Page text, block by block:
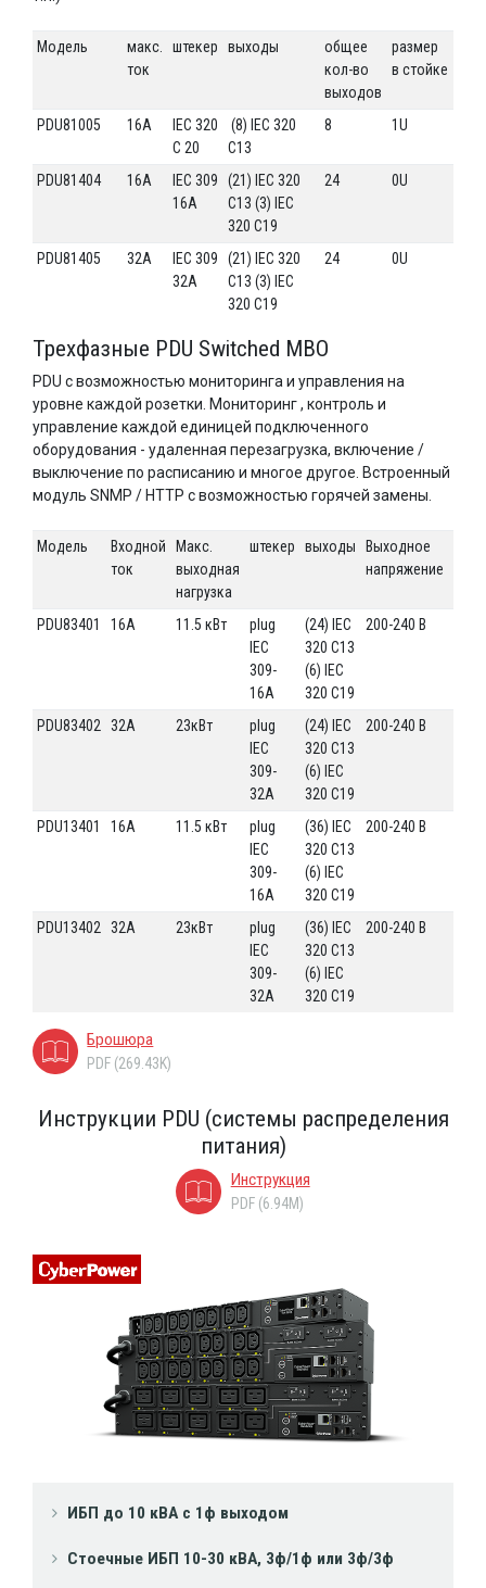
ИБП до 10 кВА с 1ф выходом
Стоечные ИБП 10-30 кВА, 3ф/1ф или 3ф/3ф
Модель
макс.
ток
штекер выходы
общее
кол-во
выходов
размер
в стойке
PDU81005 16А
IEC 320
C 20
(8) IEC 320
C13
8 1U
PDU81404 16А
IEC 309
16A
(21) IEC 320
C13 (3) IEC
320 C19
24 0U
PDU81405 32А
IEC 309
32A
(21) IEC 320
C13 (3) IEC
320 C19
24 0U
Трехфазные PDU Switched MBO
PDU с возможностью мониторинга и управления на
уровне каждой розетки. Мониторинг , контроль и
управление каждой единицей подключенного
оборудования - удаленная перезагрузка, включение /
выключение по расписанию и многое другое. Встроенный
модуль SNMP / HTTP с возможностью горячей замены.
Модель
Входной
ток
Макс.
выходная
нагрузка
штекер выходы
Выходное
напряжение
PDU83401 16А 11.5 кВт
plug
IEC
309-
16A
(24) IEC
320 C13
(6) IEC
320 C19
200-240 В
PDU83402 32А 23кВт
plug
IEC
309-
32A
(24) IEC
320 C13
(6) IEC
320 C19
200-240 В
PDU13401 16А 11.5 кВт
plug
IEC
309-
16A
(36) IEC
320 C13
(6) IEC
320 C19
200-240 В
PDU13402 32А 23кВт
plug
IEC
309-
32A
(36) IEC
320 C13
(6) IEC
320 C19
200-240 В
Брошюра
PDF (269.43K)
Инструкции PDU (системы распределения
питания)
Инструкция
PDF (6.94M)